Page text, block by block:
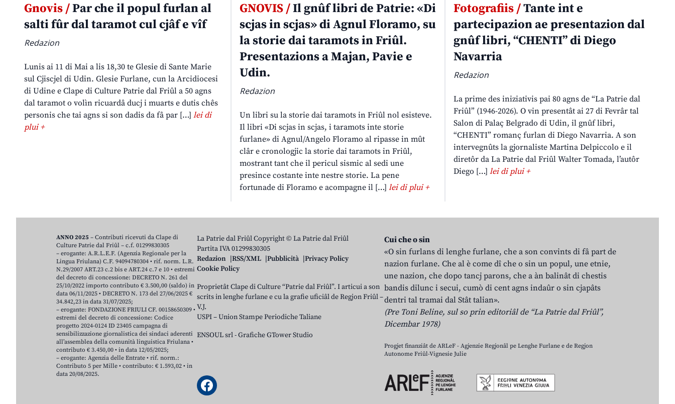
Gnovis /Par che il popul furlan al
salti fûr dal taramot cul cjâf e vîf
Redazion
Lunis ai 11 di Mai a lis 18,30 te Glesie di Sante Marie
sul Cjiscjel di Udin. Glesie Furlane, cun la Arcidiocesi
di Udine e Clape di Culture Patrie dal Friûl a 50 agns
dal taramot o volìn ricuardâ ducj i muarts e dutis chês
personis che tai agns si son dadis da fâ par […] lei di
plui +
GNOVIS /Il gnûf libri de Patrie: «Di
scjas in scjas» di Agnul Floramo, su
la storie dai taramots in Friûl.
Presentazions a Majan, Pavie e
Udin.
Redazion
Un libri su la storie dai taramots in Friûl nol esisteve.
Il libri «Di scjas in scjas, i taramots inte storie
furlane» di Agnul/Angelo Floramo al ripasse in mût
clâr e cronologjic la storie dai taramots in Friûl,
mostrant tant che il pericul sismic al sedi une
presince costante inte nestre storie. La pene
fortunade di Floramo e acompagne il […] lei di plui +
Fotografiis /Tante int e
partecipazion ae presentazion dal
gnûf libri, “CHENTI” di Diego
Navarria
Redazion
La prime des iniziativis pai 80 agns de “La Patrie dal
Friûl” (1946-2026). O vin presentât ai 27 di Fevrâr tal
Salon di Palaç Belgrado di Udin, il gnûf libri,
“CHENTI” romanç furlan di Diego Navarria. A son
intervegnûts la gjornaliste Martina Delpiccolo e il
diretôr da La Patrie dal Friûl Walter Tomada, l’autôr
Diego […]lei di plui +
La Patrie dal Friûl Copyright © La Patrie dal Friûl
Partita IVA 01299830305
Redazion
RSS/XML Pubblicità
Privacy Policy
Cookie Policy
Proprietât Clape di Culture “Patrie dal Friûl”. I articui a son
scrits in lenghe furlane e cu la grafie uficiâl de Regjon Friûl –
V.J.
USPI – Union Stampe Periodiche Taliane
ENSOUL srl-Grafiche GTower Studio
Cui che o sin
«O sin furlans di lenghe furlane, che a son convints di fâ part de
nazion furlane. Che al è come dî che o sin un popul, une etnie,
une nazion, che dopo tancj parons, che a àn balinât di chestis
bandis dilunc i secui, cumò di cent agns indaûr o sin cjapâts
dentri tal tramai dal Stât talian».
(Pre Toni Beline, sul so prin editoriâl de “La Patrie dal Friûl”,
Dicembar 1978)
Progjet finanziât de ARLeF - Agjenzie Regjonâl pe Lenghe Furlane e de Regjon
Autonome Friûl-Vignesie Julie
ANNO 2025 – Contributi ricevuti da Clape di
Culture Patrie dal Friûl – c.f. 01299830305
– erogante: A.R.L.E.F. (Agenzia Regionale per la
Lingua Friulana) C.F. 94094780304 • rif. norm. L.R.
N.29/2007 ART.23 c.2 bis e ART.24 c.7 e 10 • estremi
del decreto di concessione: DECRETO N. 261 del
25/10/2022 importo contributo € 3.500,00 (saldo) in
data 06/11/2025 • DECRETO N. 173 del 27/06/2025 €
34.842,23 in data 31/07/2025;
– erogante: FONDAZIONE FRIULI CF. 00158650309 •
estremi del decreto di concessione: Codice
progetto 2024-0124 ID 23405 campagna di
sensibilizzazione giornalistica dei sindaci aderenti
all’assemblea della comunità linguistica Friulana •
contributo € 3.450,00 • in data 12/05/2025;
– erogante: Agenzia delle Entrate • rif. norm.:
Contributo 5 per Mille • contributo: € 1.593,02 • in
data 20/08/2025.